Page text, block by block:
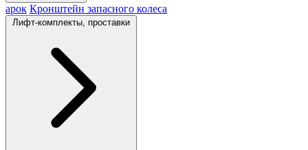
арок Кронштейн запасного колеса
Лифт-комплекты, проставки